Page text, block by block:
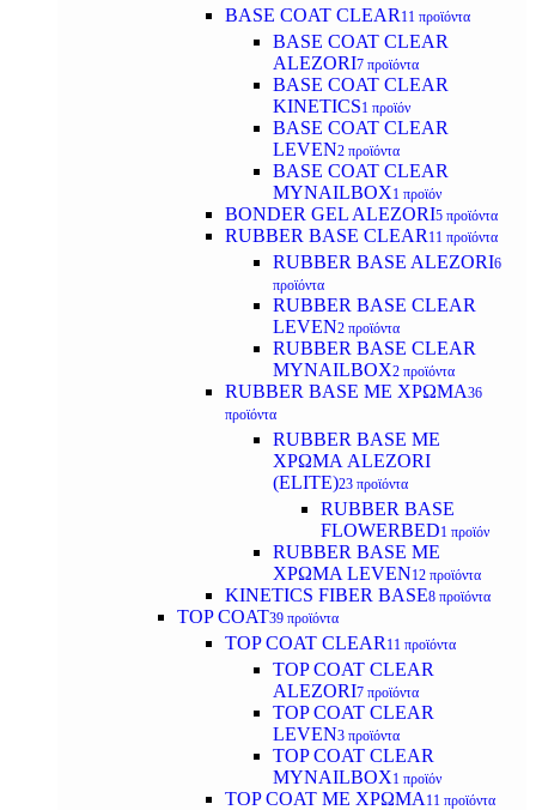
BASE COAT CLEAR 11 προϊόντα
BASE COAT CLEAR
ALEZORI7 προϊόντα
BASE COAT CLEAR
KINETICS1 προϊόν
BASE COAT CLEAR
LEVEN2 προϊόντα
BASE COAT CLEAR
MYNAILBOX1 προϊόν
BONDER GEL ALEZORI5 προϊόντα
RUBBER BASE CLEAR 11 προϊόντα
RUBBER BASE ALEZORI6
προϊόντα
RUBBER BASE CLEAR
LEVEN2 προϊόντα
RUBBER BASE CLEAR
MYNAILBOX2 προϊόντα
RUBBER BASE ΜΕ ΧΡΩΜΑ36
προϊόντα
RUBBER BASE ΜΕ
ΧΡΩΜΑ ALEZORI
(ELITE)23 προϊόντα
RUBBER BASE
FLOWERBED1 προϊόν
RUBBER BASE ΜΕ
ΧΡΩΜΑ LEVEN12 προϊόντα
KINETICS FIBER BASE8 προϊόντα
TOP COAT39 προϊόντα
TOP COAT CLEAR 11 προϊόντα
TOP COAT CLEAR
ALEZORI7 προϊόντα
TOP COAT CLEAR
LEVEN3 προϊόντα
TOP COAT CLEAR
MYNAILBOX1 προϊόν
TOP COAT ΜΕ ΧΡΩΜΑ 11 προϊόντα